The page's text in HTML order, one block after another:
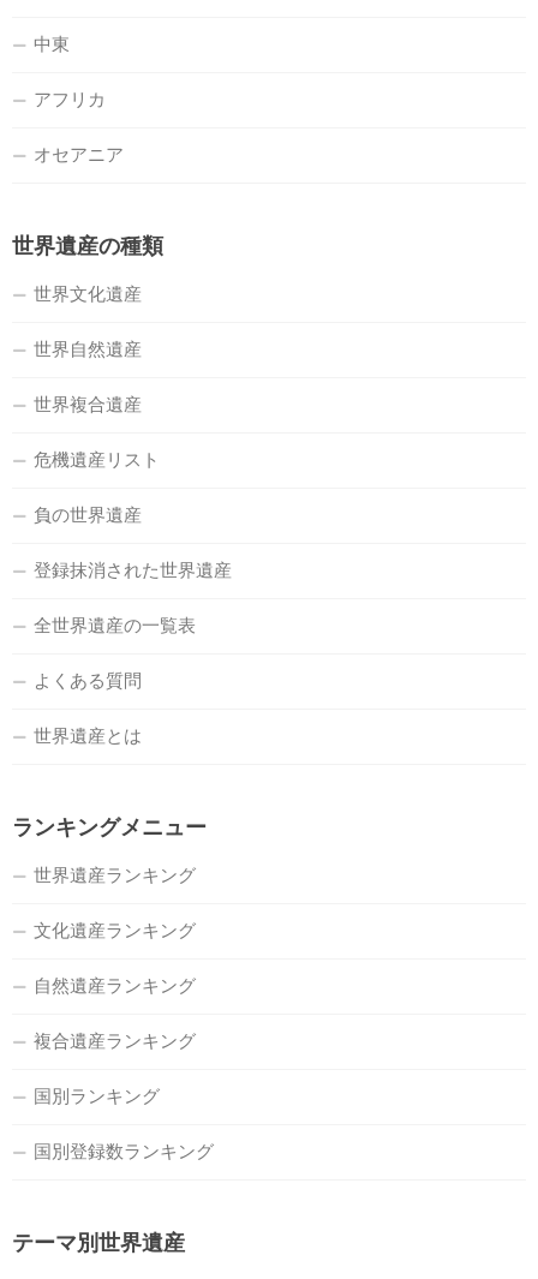
中東
アフリカ
オセアニア
世界遺産の種類
世界文化遺産
世界自然遺産
世界複合遺産
危機遺産リスト
負の世界遺産
登録抹消された世界遺産
全世界遺産の一覧表
よくある質問
世界遺産とは
ランキングメニュー
世界遺産ランキング
文化遺産ランキング
自然遺産ランキング
複合遺産ランキング
国別ランキング
国別登録数ランキング
テーマ別世界遺産